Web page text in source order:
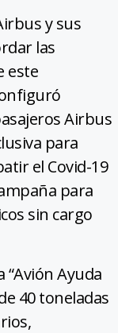
y sus
las
este
Airbus
para
el Covid-19
para
sin cargo
Ayuda
40 toneladas